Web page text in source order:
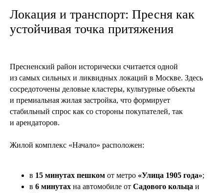
Локация и транспорт: Пресня как
устойчивая точка притяжения
Пресненский район исторически считается одной
из самых сильных и ликвидных локаций в Москве. Здесь
сосредоточены деловые кластеры, культурные объекты
и премиальная жилая застройка, что формирует
стабильный спрос как со стороны покупателей, так
и арендаторов.
Жилой комплекс «Начало» расположен:
в 15 минутах пешком от метро «Улица 1905 года»;
в 6 минутах на автомобиле от Садового кольца и